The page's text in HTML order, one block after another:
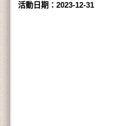
活動日期：2023-12-31